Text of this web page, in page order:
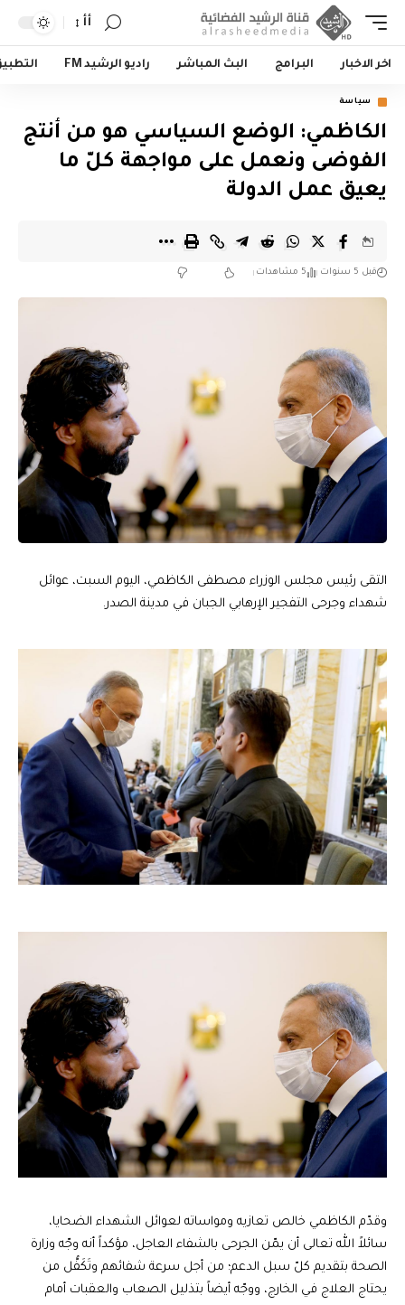
أأ
اخر الاخبار البرامج البث المباشر راديو الرشيد FM
سياسة
الكاظمي: الوضع السياسي هو من أنتج
الفوضى ونعمل على مواجهة كلّ ما
يعيق عمل الدولة
قبل 5 سنوات 5 مشاهدات
التقى رئيس مجلس الوزراء مصطفى الكاظمي، اليوم السبت، عوائل
شهداء وجرحى التفجير الإرهابي الجبان في مدينة الصدر.
وقدّم الكاظمي خالص تعازيه ومواساته لعوائل الشهداء الضحايا،
سائلاً الله تعالى أن يمّن الجرحى بالشفاء العاجل، مؤكداً أنه وجّه وزارة
الصحة بتقديم كلّ سبل الدعم؛ من أجل سرعة شفائهم وتَكَفُّل من
يحتاج العلاج في الخارج، ووجّه أيضاً بتذليل الصعاب والعقبات أمام